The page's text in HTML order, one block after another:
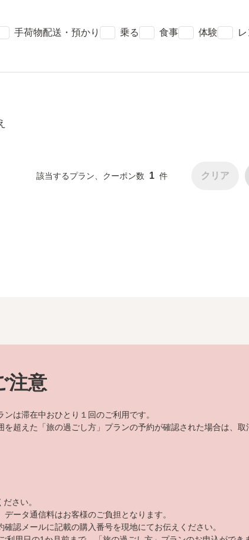
手荷物配送・預かり 乗る 食事 体験
該当するプラン、クーポン数 1 件 クリア
注意
は滞在中おひとり１回のご利用です。
超えた「旅の過ごし方」プランの予約が確認された場合は、
さい。
ータ通信料はお客様のご負担となります。
認メールに記載の購入番号を現地にてお伝えください。